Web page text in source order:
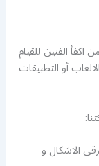
الفنين للقيام
أو التطبيقات
الاشكال و